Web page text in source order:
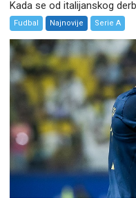
Kada se od italijanskog
Fudbal Najnovije Serie A